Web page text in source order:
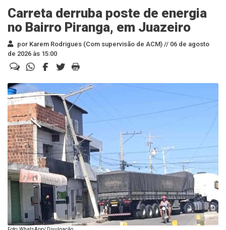
Carreta derruba poste de energia
no Bairro Piranga, em Juazeiro
por Karem Rodrigues (Com supervisão de ACM) // 06 de agosto
de 2026 às 15:00